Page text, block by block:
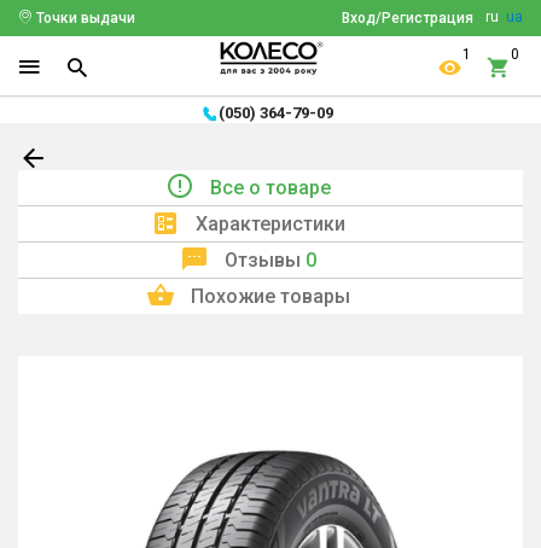
ru ua
Вход/Регистрация
Точки выдачи
1 0
(050) 364-79-09
Все о товаре
Характеристики
Отзывы 0
Похожие товары